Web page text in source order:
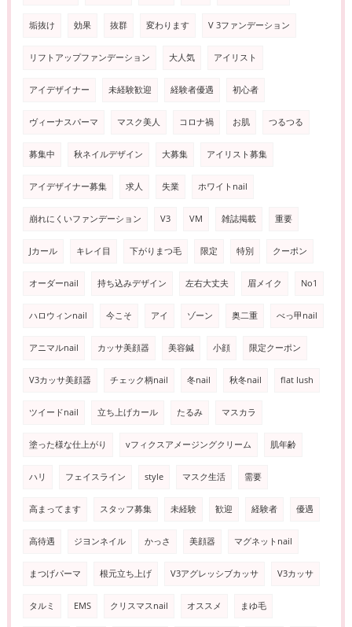
垢抜け 効果 抜群 変わります V 3ファンデーション
リフトアップファンデーション 大人気 アイリスト
アイデザイナー 未経験歓迎 経験者優遇 初心者
ヴィーナスパーマ マスク美人 コロナ禍 お肌 つるつる
募集中 秋ネイルデザイン 大募集 アイリスト募集
アイデザイナー募集 求人 失業 ホワイトnail
崩れにくいファンデーション V3 VM 雑誌掲載 重要
Jカール キレイ目 下がりまつ毛 限定 特別 クーポン
オーダーnail 持ち込みデザイン 左右大丈夫 眉メイク No1
ハロウィンnail 今こそ アイ ゾーン 奥二重 べっ甲nail
アニマルnail カッサ美顔器 美容鍼 小顔 限定クーポン
V3カッサ美顔器 チェック柄nail 冬nail 秋冬nail flat lush
ツイードnail 立ち上げカール たるみ マスカラ
塗った様な仕上がり vフィクスアメージングクリーム 肌年齢
ハリ フェイスライン style マスク生活 需要
高まってます スタッフ募集 未経験 歓迎 経験者 優遇
高待遇 ジヨンネイル かっさ 美顔器 マグネットnail
まつげパーマ 根元立ち上げ V3アグレッシブカッサ V3カッサ
タルミ EMS クリスマスnail オススメ まゆ毛